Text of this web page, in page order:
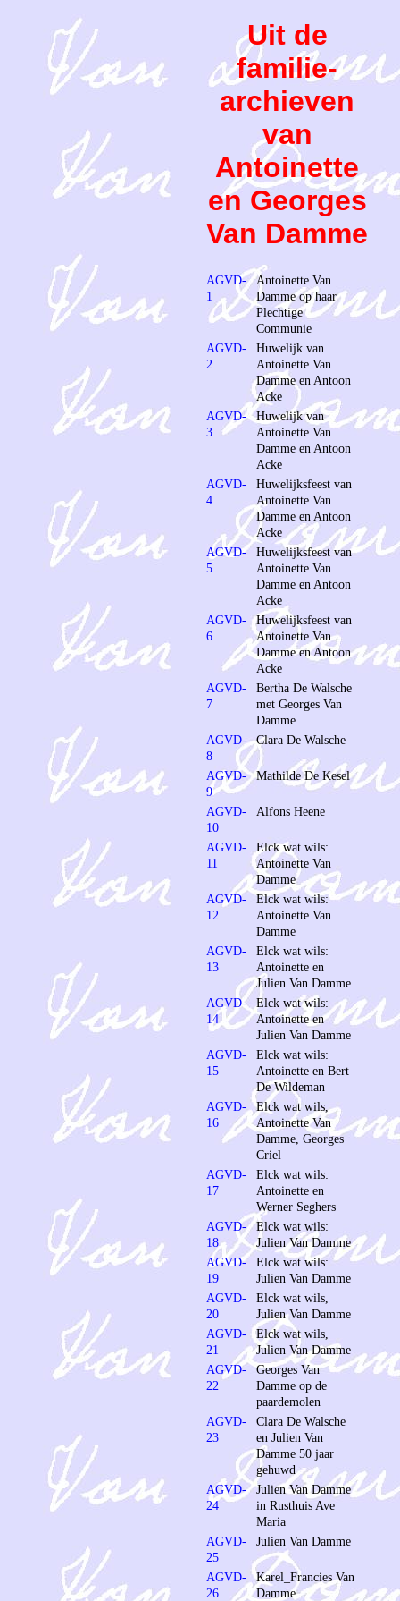
Uit de
familie-
archieven
van
Antoinette
en Georges
Van Damme
AGVD-
1
Antoinette Van
Damme op haar
Plechtige
Communie
AGVD-
2
Huwelijk van
Antoinette Van
Damme en Antoon
Acke
AGVD-
3
Huwelijk van
Antoinette Van
Damme en Antoon
Acke
AGVD-
4
Huwelijksfeest van
Antoinette Van
Damme en Antoon
Acke
AGVD-
5
Huwelijksfeest van
Antoinette Van
Damme en Antoon
Acke
AGVD-
6
Huwelijksfeest van
Antoinette Van
Damme en Antoon
Acke
AGVD-
7
Bertha De Walsche
met Georges Van
Damme
AGVD-
8
Clara De Walsche
AGVD-
9
Mathilde De Kesel
AGVD-
10
Alfons Heene
AGVD-
11
Elck wat wils:
Antoinette Van
Damme
AGVD-
12
Elck wat wils:
Antoinette Van
Damme
AGVD-
13
Elck wat wils:
Antoinette en
Julien Van Damme
AGVD-
14
Elck wat wils:
Antoinette en
Julien Van Damme
AGVD-
15
Elck wat wils:
Antoinette en Bert
De Wildeman
AGVD-
16
Elck wat wils,
Antoinette Van
Damme, Georges
Criel
AGVD-
17
Elck wat wils:
Antoinette en
Werner Seghers
AGVD-
18
Elck wat wils:
Julien Van Damme
AGVD-
19
Elck wat wils:
Julien Van Damme
AGVD-
20
Elck wat wils,
Julien Van Damme
AGVD-
21
Elck wat wils,
Julien Van Damme
AGVD-
22
Georges Van
Damme op de
paardemolen
AGVD-
23
Clara De Walsche
en Julien Van
Damme 50 jaar
gehuwd
AGVD-
24
Julien Van Damme
in Rusthuis Ave
Maria
AGVD-
25
Julien Van Damme
AGVD-
26
Karel_Francies Van
Damme